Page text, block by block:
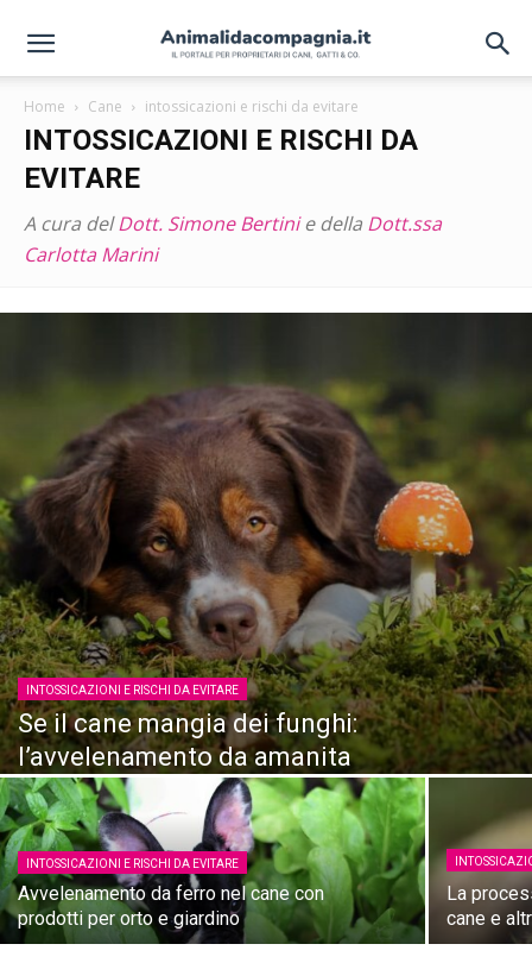
Home Cane intossicazioni e rischi da evitare
INTOSSICAZIONI E RISCHI DA
EVITARE
A cura delDott. Simone Bertinie della Dott.ssa
Carlotta Marini
INTOSSICAZIONI E RISCHI DA EVITARE
Se il cane mangia dei funghi:
l’avvelenamento da amanita
INTOSSICAZIONI E RISCHI DA EVITARE
Avvelenamento da ferro nel cane con
prodotti per orto e giardino
La
cane e